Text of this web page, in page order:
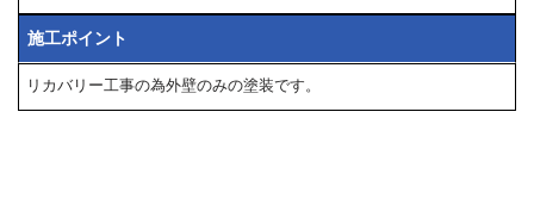
施工ポイント
リカバリー工事の為外壁のみの塗装です。